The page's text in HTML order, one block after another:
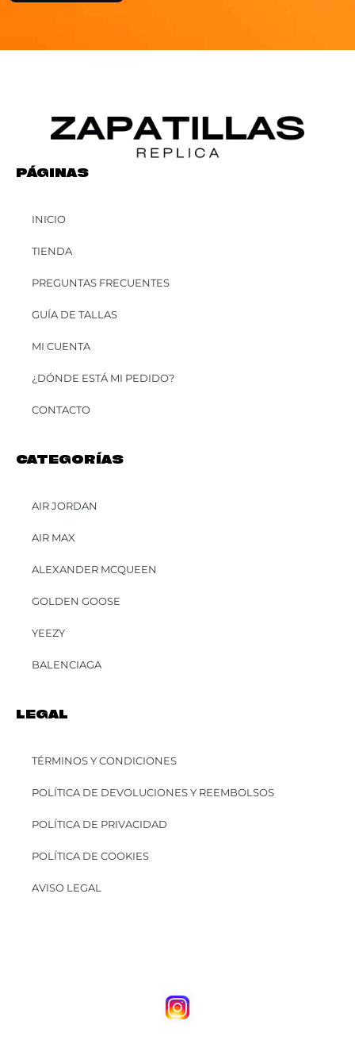
PÁGINAS
INICIO
TIENDA
PREGUNTAS FRECUENTES
GUÍA DE TALLAS
MI CUENTA
¿DÓNDE ESTÁ MI PEDIDO?
CONTACTO
CATEGORÍAS
AIR JORDAN
AIR MAX
ALEXANDER MCQUEEN
GOLDEN GOOSE
YEEZY
BALENCIAGA
LEGAL
TÉRMINOS Y CONDICIONES
POLÍTICA DE DEVOLUCIONES Y REEMBOLSOS
POLÍTICA DE PRIVACIDAD
POLÍTICA DE COOKIES
AVISO LEGAL